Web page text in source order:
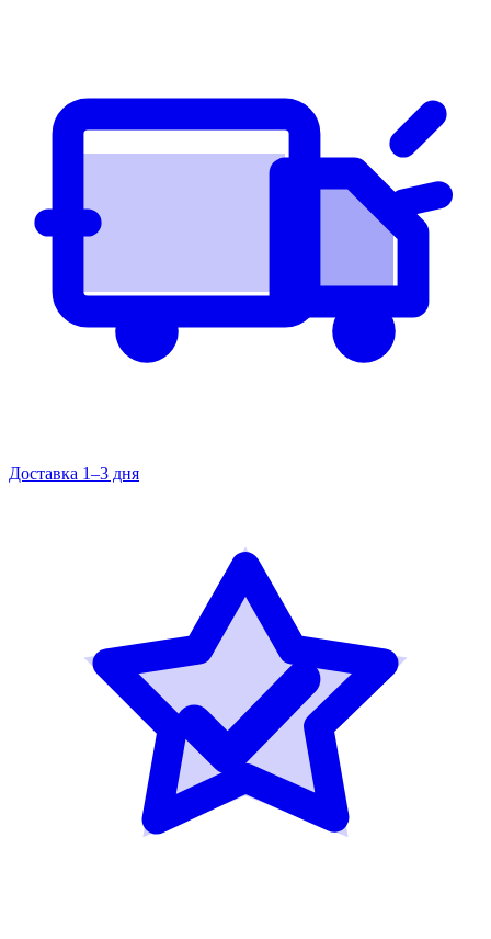
Доставка 1–3 дня